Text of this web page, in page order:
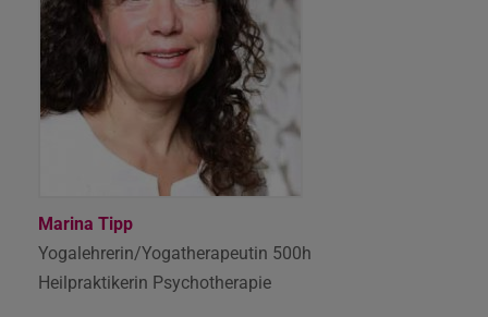
Marina Tipp
Yogalehrerin/Yogatherapeutin 500h
Heilpraktikerin Psychotherapie